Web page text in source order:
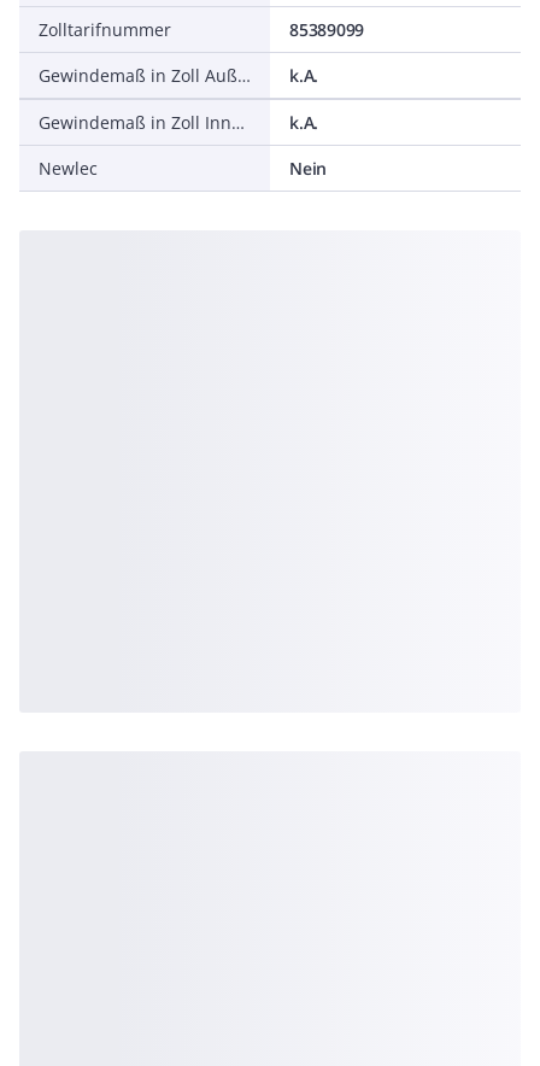
Zolltarifnummer
85389099
Gewindemaß in Zoll Außengewinde
k.A.
Gewindemaß in Zoll Innengewinde
k.A.
Newlec
Nein